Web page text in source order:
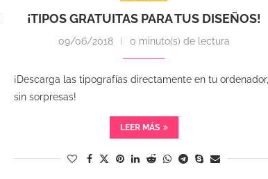
¡TIPOS GRATUITAS PARA TUS DISEÑOS!
09/06/2018 0 minuto(s) de lectura
¡Descarga las tipografías directamente en tu ordenador,
sin sorpresas!
LEER MÁS